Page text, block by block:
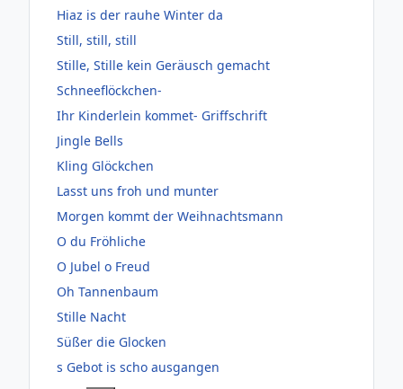
Hiaz is der rauhe Winter da
Still, still, still
Stille, Stille kein Geräusch gemacht
Schneeflöckchen-
Ihr Kinderlein kommet- Griffschrift
Jingle Bells
Kling Glöckchen
Lasst uns froh und munter
Morgen kommt der Weihnachtsmann
O du Fröhliche
O Jubel o Freud
Oh Tannenbaum
Stille Nacht
Süßer die Glocken
s Gebot is scho ausgangen